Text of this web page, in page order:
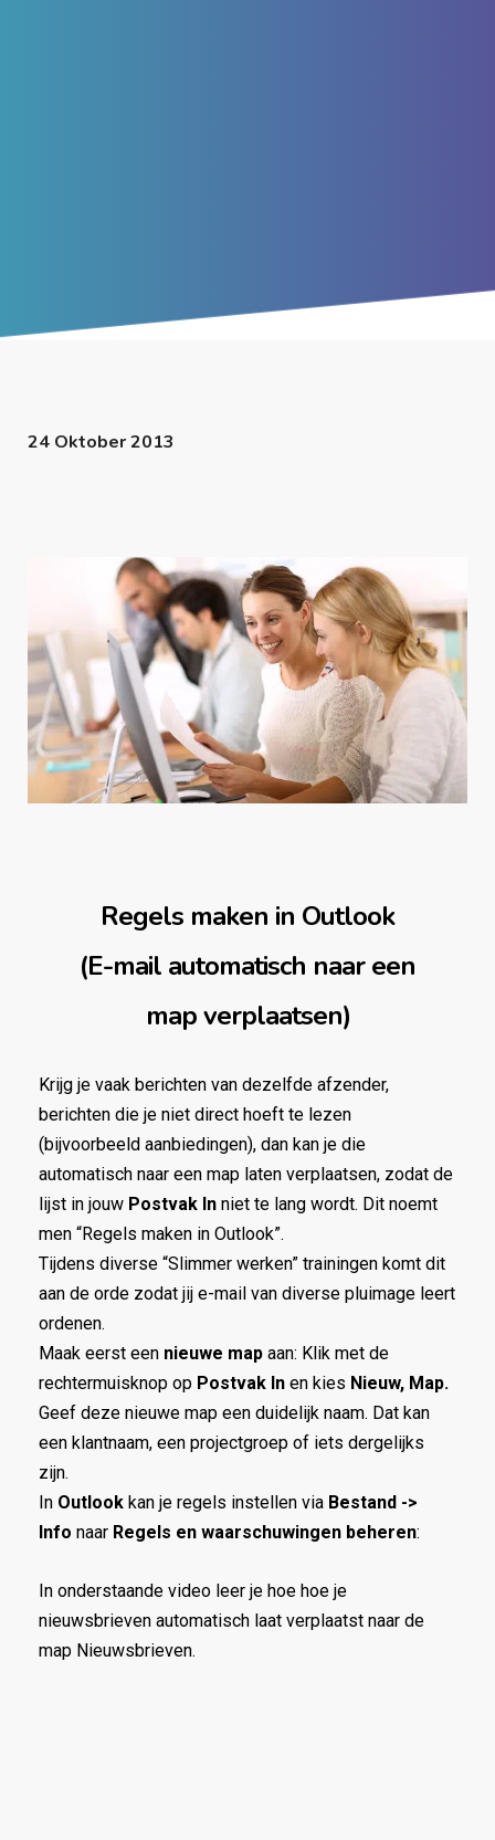
24 Oktober 2013
Regels maken in Outlook
(E-mail automatisch naar een
map verplaatsen)
Krijg je vaak berichten van dezelfde afzender,
berichten die je niet direct hoeft te lezen
(bijvoorbeeld aanbiedingen), dan kan je die
automatisch naar een map laten verplaatsen, zodat de
lijst in jouw Postvak In niet te lang wordt. Dit noemt
men “Regels maken in Outlook”.
Tijdens diverse “Slimmer werken” trainingen komt dit
aan de orde zodat jij e-mail van diverse pluimage leert
ordenen.
Maak eerst een nieuwe map aan: Klik met de
rechtermuisknop op Postvak In en kies Nieuw, Map.
Geef deze nieuwe map een duidelijk naam. Dat kan
een klantnaam, een projectgroep of iets dergelijks
zijn.
In Outlook kan je regels instellen via Bestand ->
Info naar Regels en waarschuwingen beheren:
In onderstaande video leer je hoe hoe je
nieuwsbrieven automatisch laat verplaatst naar de
map Nieuwsbrieven.